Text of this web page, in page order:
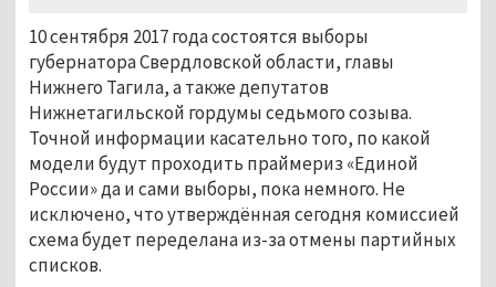
10 сентября 2017 года состоятся выборы
губернатора Свердловской области, главы
Нижнего Тагила, а также депутатов
Нижнетагильской гордумы седьмого созыва.
Точной информации касательно того, по какой
модели будут проходить праймериз «Единой
России» да и сами выборы, пока немного. Не
исключено, что утверждённая сегодня комиссией
схема будет переделана из-за отмены партийных
списков.